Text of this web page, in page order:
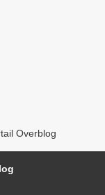
Overblog